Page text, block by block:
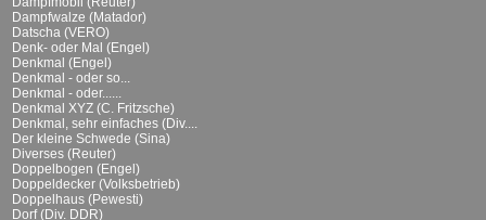
Dampfwalze (Matador)
Datscha (VERO)
Denk- oder Mal (Engel)
Denkmal (Engel)
Denkmal - oder so...
Denkmal - oder......
Denkmal XYZ (C. Fritzsche)
Denkmal, sehr einfaches (Div....
Der kleine Schwede (Sina)
Diverses (Reuter)
Doppelbogen (Engel)
Doppeldecker (Volksbetrieb)
Doppelhaus (Pewesti)
Dorf (Div. DDR)